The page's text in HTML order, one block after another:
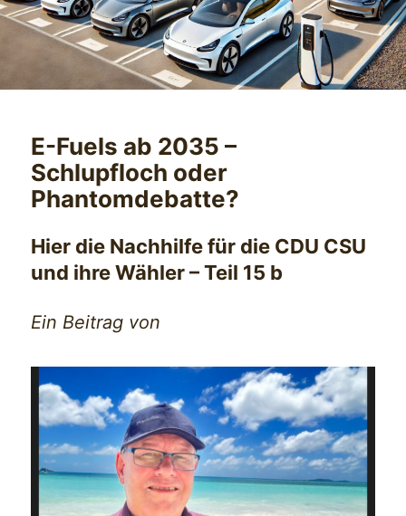
E-Fuels ab 2035 –
Schlupfloch oder
Phantomdebatte?
Hier die Nachhilfe für die CDU CSU
und ihre Wähler – Teil 15 b
Ein Beitrag von